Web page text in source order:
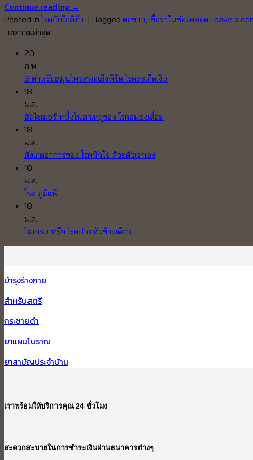
Continue reading →
Posted in โรคภัยใกล้ตัว Tagged ตกขาว, เชื้อราในช่องคลอด Leave a
บทความล่าสุด
20
ก.พ.
3 ตำหรับสมุนไพรหมอเส็งพิชิต โรคสะเก็ดเงิน
18
ม.ค.
อัลไซเมอร์ หนึ่งในสาเหตุของ โรคสมองเสื่อม
18
ม.ค.
สังเกตอาการของ โรคหัวใจ ด้วยตัวเราเอง
18
ม.ค.
โรค ภูมิแพ้ไม่มี
บน
18
ม.ค.
ไมเกรน หรือ โรคปวดหัวข้างเดียว
ความ
บำรุงร่างกาย
สำหรับสตรี
กระชายดำ
ยาแผนโบราณ
ยาสามัญประจำบ้าน
เราพร้อมให้บริการคุณ 24 ชั่วโมง
สะดวกสะบายในการชำระเงินผ่านธนาคารต่างๆ